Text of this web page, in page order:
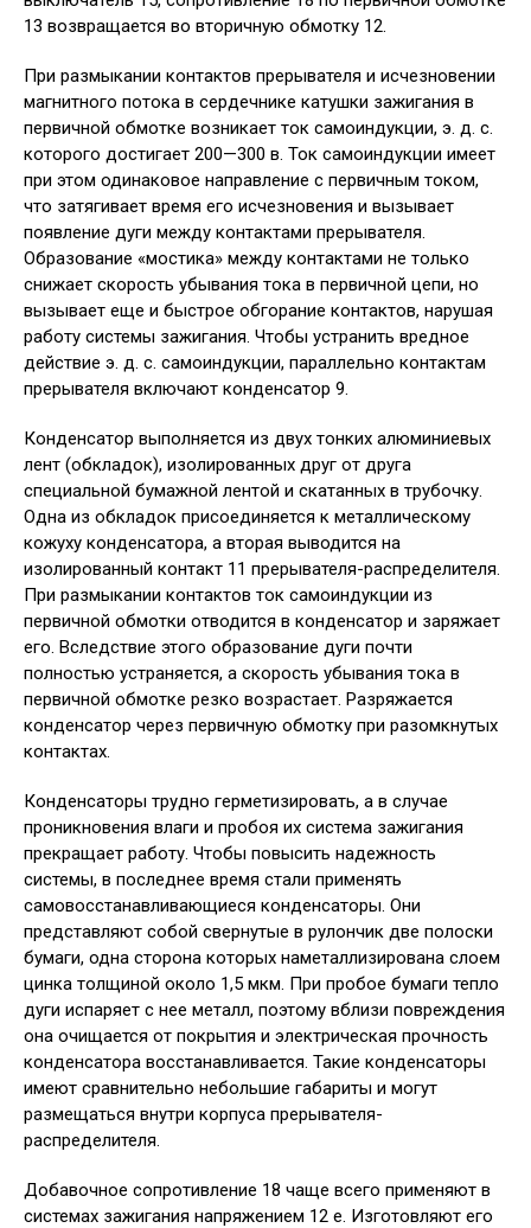
13 возвращается во вторичную обмотку 12.
При размыкании контактов прерывателя и исчезновении
магнитного потока в сердечнике катушки зажигания в
первичной обмотке возникает ток самоиндукции, э. д. с.
которого достигает 200—300 в. Ток самоиндукции имеет
при этом одинаковое направление с первичным током,
что затягивает время его исчезновения и вызывает
появление дуги между контактами прерывателя.
Образование «мостика» между контактами не только
снижает скорость убывания тока в первичной цепи, но
вызывает еще и быстрое обгорание контактов, нарушая
работу системы зажигания. Чтобы устранить вредное
действие э. д. с. самоиндукции, параллельно контактам
прерывателя включают конденсатор 9.
Конденсатор выполняется из двух тонких алюминиевых
лент (обкладок), изолированных друг от друга
специальной бумажной лентой и скатанных в трубочку.
Одна из обкладок присоединяется к металлическому
кожуху конденсатора, а вторая выводится на
изолированный контакт 11 прерывателя-распределителя.
При размыкании контактов ток самоиндукции из
первичной обмотки отводится в конденсатор и заряжает
его. Вследствие этого образование дуги почти
полностью устраняется, а скорость убывания тока в
первичной обмотке резко возрастает. Разряжается
конденсатор через первичную обмотку при разомкнутых
контактах.
Конденсаторы трудно герметизировать, а в случае
проникновения влаги и пробоя их система зажигания
прекращает работу. Чтобы повысить надежность
системы, в последнее время стали применять
самовосстанавливающиеся конденсаторы. Они
представляют собой свернутые в рулончик две полоски
бумаги, одна сторона которых наметаллизирована слоем
цинка толщиной около 1,5 мкм. При пробое бумаги тепло
дуги испаряет с нее металл, поэтому вблизи повреждения
она очищается от покрытия и электрическая прочность
конденсатора восстанавливается. Такие конденсаторы
имеют сравнительно небольшие габариты и могут
размещаться внутри корпуса прерывателя-
распределителя.
Добавочное сопротивление 18 чаще всего применяют в
системах зажигания напряжением 12 е. Изготовляют его